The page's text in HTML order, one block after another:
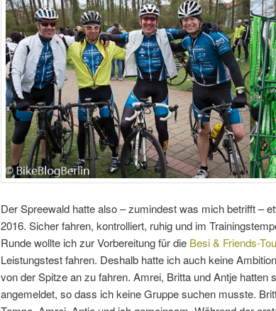
Der Spreewald hatte also – zumindest was mich betrifft –
2016. Sicher fahren, kontrolliert, ruhig und im
Runde wollte ich zur Vorbereitung für die Besi & Friends-
Leistungstest fahren. Deshalb hatte ich auch keine
von der Spitze an zu fahren. Amrei, Britta und Antje hatten
angemeldet, so dass ich keine Gruppe suchen musste.